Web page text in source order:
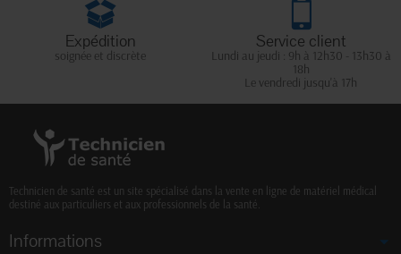
Expédition
soignée et discrète
Service client
Lundi au jeudi : 9h à 12h30 - 13h30 à
18h
Le vendredi jusqu'à 17h
Technicien de santé est un site spécialisé dans la vente en ligne de matériel médical
destiné aux particuliers et aux professionnels de la santé.
Informations